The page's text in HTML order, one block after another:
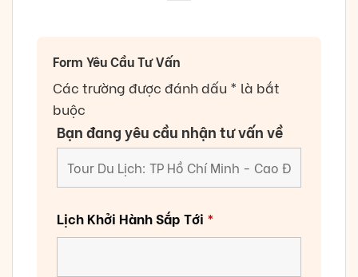
Form Yêu Cầu Tư Vấn
Các trường được đánh dấu * là bắt
buộc
Bạn đang yêu cầu nhận tư vấn về
Lịch Khởi Hành Sắp Tới *